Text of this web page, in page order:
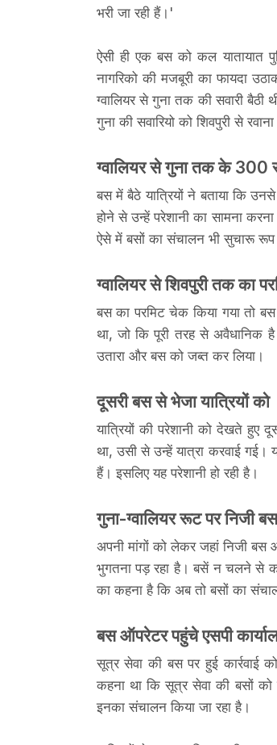
भरी जा रही हैं।'
ऐसी ही एक बस को कल यातायात
नागरिको की मजबूरी का फायदा
ग्वालियर से गुना तक की सवारी
गुना की सवारियो को शिवपुरी से
ग्वालियर से गुना तक के 300
बस में बैठे यात्रियों ने बताया कि
होने से उन्हें परेशानी का सामना
ऐसे में बसों का संचालन भी सुचारू रूप
ग्वालियर से शिवपुरी तक का
बस का परमिट चेक किया गया तो बस
था, जो कि पूरी तरह से अवैधानिक
उतारा और बस को जब्त कर लिया।
दूसरी बस से भेजा यात्रियों को
यात्रियों की परेशानी को देखते हुए
था, उसी से उन्हें यात्रा करवाई
हैं। इसलिए यह परेशानी हो रही है।
गुना-ग्वालियर रूट पर निजी
अपनी मांगों को लेकर जहां निजी
भुगतना पड़ रहा है। बसें न चलने से कई
का कहना है कि अब तो बसों का
बस ऑपरेटर पहुंचे एसपी
सूत्र सेवा की बस पर हुई कार्रवाई
कहना था कि सूत्र सेवा की बसों को
इनका संचालन किया जा रहा है।